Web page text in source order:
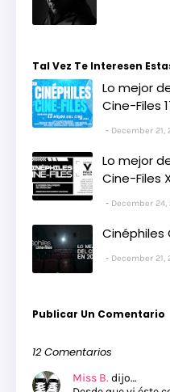
Tal Vez Te Interesen
Lo mejor
Cine-Files
December 21,
Lo mejor
Cine-Files
December 24,
Cinéphiles
December 21,
Publicar Un Comentario
12 Comentarios
Miss B. dijo…